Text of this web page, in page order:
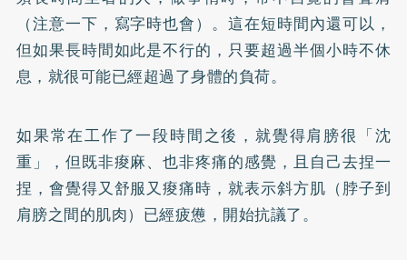
（注意一下，寫字時也會）。這在短時間內還可以，
但如果長時間如此是不行的，只要超過半個小時不休
息，就很可能已經超過了身體的負荷。
如果常在工作了一段時間之後，就覺得肩膀很「沈
重」，但既非痠麻、也非疼痛的感覺，且自己去捏一
捏，會覺得又舒服又痠痛時，就表示斜方肌（脖子到
肩膀之間的肌肉）已經疲憊，開始抗議了。